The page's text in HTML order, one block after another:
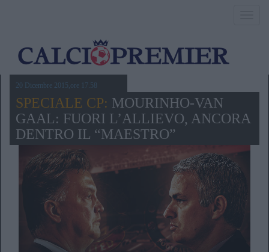
20 Dicembre 2015,ore 17.58
SPECIALE CP: MOURINHO-VAN
GAAL: FUORI L’ALLIEVO, ANCORA
DENTRO IL “MAESTRO”